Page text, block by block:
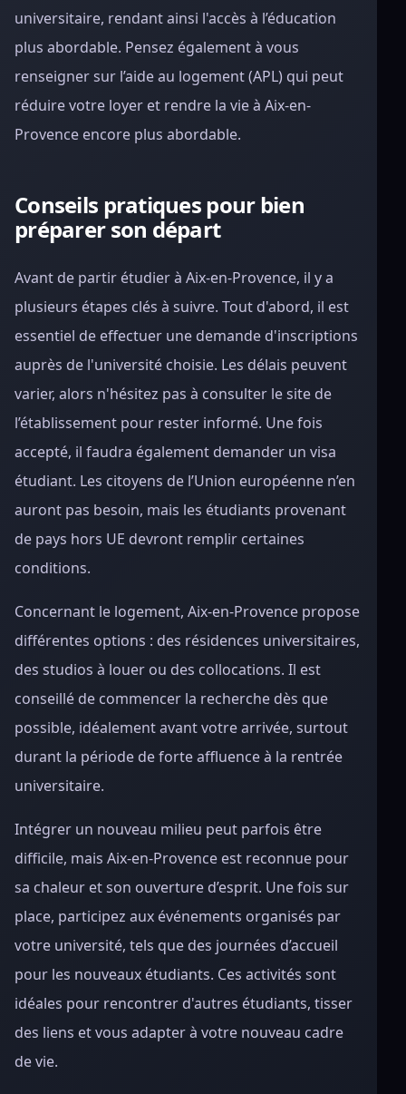
universitaire, rendant ainsi l'accès à l’éducation
plus abordable. Pensez également à vous
renseigner sur l’aide au logement (APL) qui peut
réduire votre loyer et rendre la vie à Aix-en-
Provence encore plus abordable.
Conseils pratiques pour bien
préparer son départ
Avant de partir étudier à Aix-en-Provence, il y a
plusieurs étapes clés à suivre. Tout d'abord, il est
essentiel de effectuer une demande d'inscriptions
auprès de l'université choisie. Les délais peuvent
varier, alors n'hésitez pas à consulter le site de
l’établissement pour rester informé. Une fois
accepté, il faudra également demander un visa
étudiant. Les citoyens de l’Union européenne n’en
auront pas besoin, mais les étudiants provenant
de pays hors UE devront remplir certaines
conditions.
Concernant le logement, Aix-en-Provence propose
différentes options : des résidences universitaires,
des studios à louer ou des collocations. Il est
conseillé de commencer la recherche dès que
possible, idéalement avant votre arrivée, surtout
durant la période de forte affluence à la rentrée
universitaire.
Intégrer un nouveau milieu peut parfois être
difficile, mais Aix-en-Provence est reconnue pour
sa chaleur et son ouverture d’esprit. Une fois sur
place, participez aux événements organisés par
votre université, tels que des journées d’accueil
pour les nouveaux étudiants. Ces activités sont
idéales pour rencontrer d'autres étudiants, tisser
des liens et vous adapter à votre nouveau cadre
de vie.